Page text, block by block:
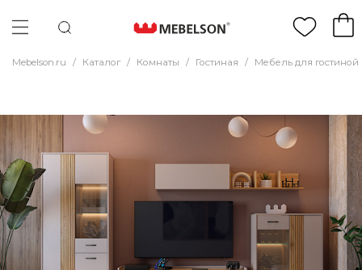
Mebelson.ru / Каталог / Комнаты / Гостиная / Мебель для гостиной